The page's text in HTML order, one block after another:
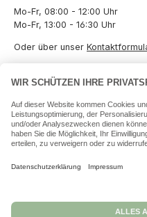
Mo-Fr, 08:00 - 12:00 Uhr
Mo-Fr, 13:00 - 16:30 Uhr
Oder über unser
Vertrag widerrufen
Informationen
Unternehmen
Datenschutz